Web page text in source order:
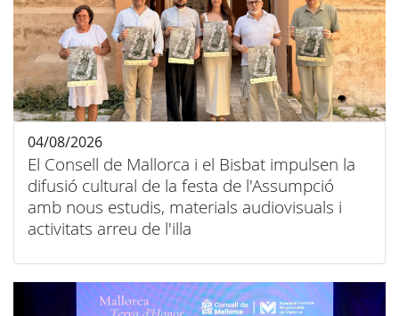
El Consell de Mallorca i el Bisbat impulsen la
difusió cultural de la festa de l'Assumpció
amb nous estudis, materials audiovisuals i
activitats arreu de l'illa
04/08/2026